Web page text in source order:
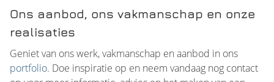
Ons aanbod, ons vakmanschap en onze
realisaties
Geniet van ons werk, vakmanschap en aanbod in ons
portfolio. Doe inspiratie op en neem vandaag nog contact